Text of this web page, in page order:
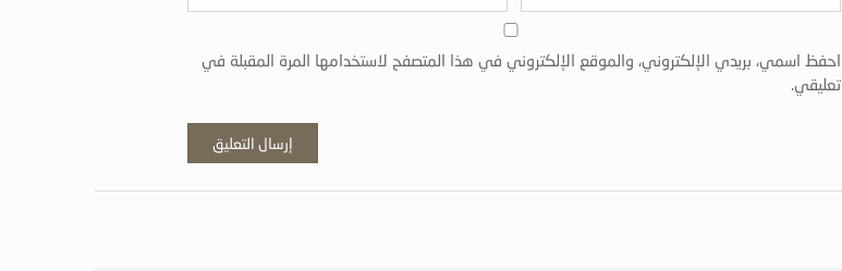
احفظ اسمي، بريدي الإلكتروني، والموقع الإلكتروني في هذا المتصفح لاستخدامها المرة المقبلة في
تعليقي.